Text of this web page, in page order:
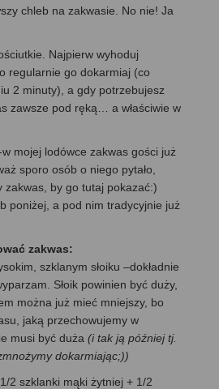
chleb na zakwasie. No nie! Ja
Najpierw wyhoduj
regularnie go dokarmiaj (co
2 minuty), a gdy potrzebujesz
zawsze pod ręką… a właściwie w
mojej lodówce zakwas gości już
sporo osób o niego pytało,
zakwas, by go tutaj pokazać:)
poniżej, a pod nim tradycyjnie już
zakwas:
szklanym słoiku –dokładnie
Słoik powinien być duży,
można już mieć mniejszy, bo
jaką przechowujemy w
musi być duża (i tak ją później tj.
dokarmiając;))
2 szklanki mąki żytniej + 1/2